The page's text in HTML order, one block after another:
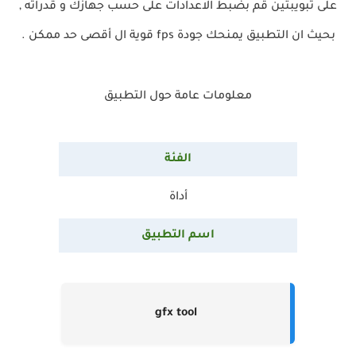
على تبويبتين قم بضبط الاعدادات على حسب جهازك و قدراته ,
بحيث ان التطبيق يمنحك جودة fps قوية ال أقصى حد ممكن .
معلومات عامة حول التطبيق
الفئة
أداة
اسم التطبيق
gfx tool